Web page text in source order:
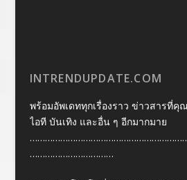
INTRENDUPDATE.COM
พร้อมอัพเดททุกเรื่องราว ข่าวสารที่คุ
ไอที บันเทิง และอื่น ๆ อีกมากมาย
……………………………